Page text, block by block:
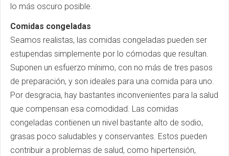
lo más oscuro posible.
Comidas congeladas
Seamos realistas, las comidas congeladas pueden ser
estupendas simplemente por lo cómodas que resultan.
Suponen un esfuerzo mínimo, con no más de tres pasos
de preparación, y son ideales para una comida para uno.
Por desgracia, hay bastantes inconvenientes para la salud
que compensan esa comodidad. Las comidas
congeladas contienen un nivel bastante alto de sodio,
grasas poco saludables y conservantes. Estos pueden
contribuir a problemas de salud, como hipertensión,